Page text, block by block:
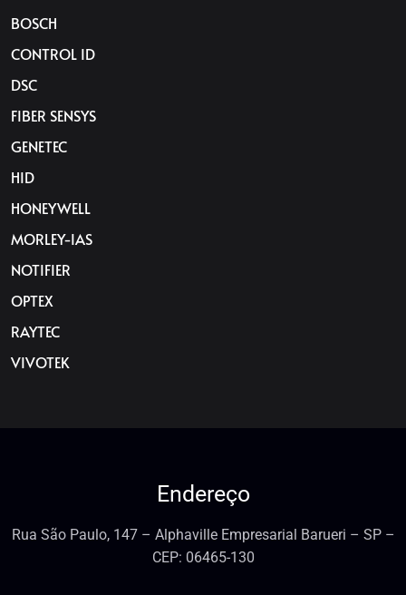
BOSCH
CONTROL ID
DSC
FIBER SENSYS
GENETEC
HID
HONEYWELL
MORLEY-IAS
NOTIFIER
OPTEX
RAYTEC
VIVOTEK
Endereço
Rua São Paulo, 147 – Alphaville Empresarial Barueri – SP –
CEP: 06465-130